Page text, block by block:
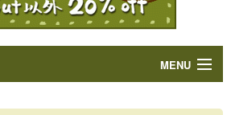
MENU